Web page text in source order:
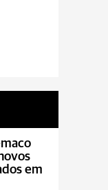
em